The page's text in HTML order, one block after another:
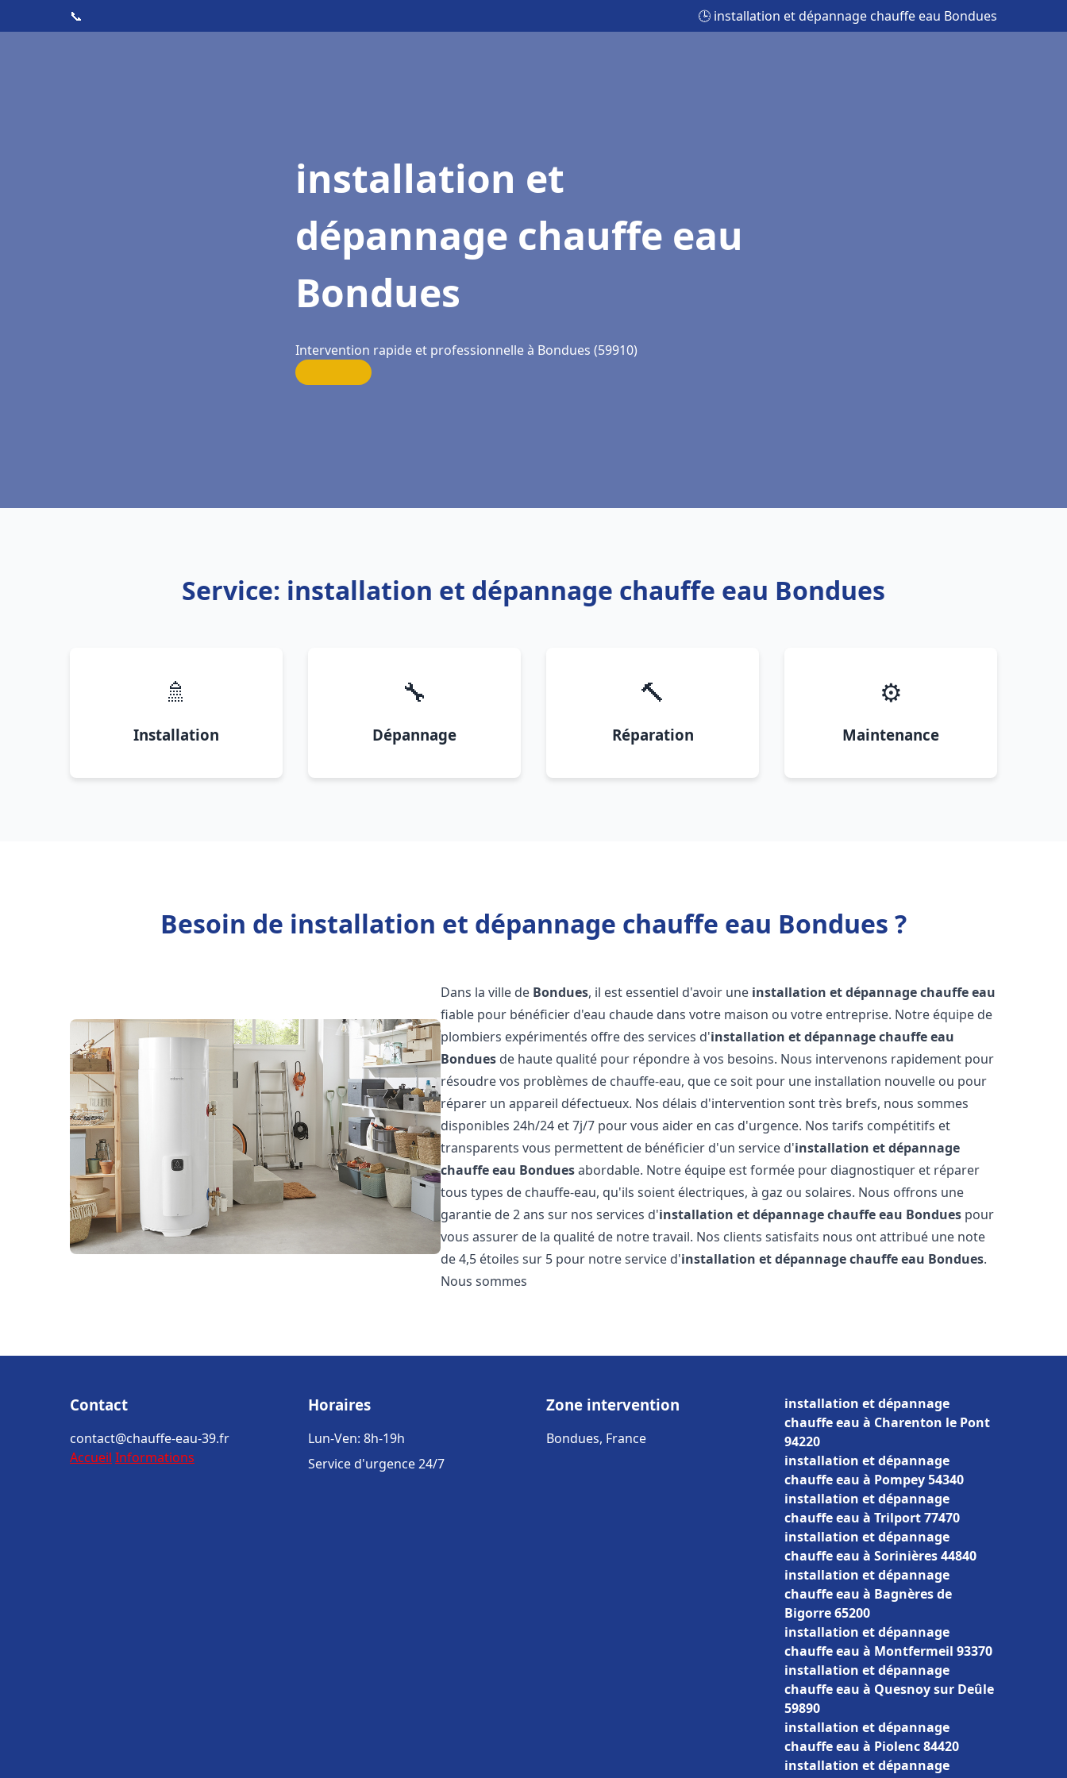
📞 🕒 installation et dépannage chauffe eau Bondues
installation et
dépannage chauffe eau
Bondues
Intervention rapide et professionnelle à Bondues (59910)
Service: installation et dépannage chauffe eau Bondues
🚿
Installation
🔧
Dépannage
🔨
Réparation
⚙️
Maintenance
Besoin de installation et dépannage chauffe eau Bondues ?
Dans la ville de Bondues, il est essentiel d'avoir une installation et dépannage chauffe eau
fiable pour bénéficier d'eau chaude dans votre maison ou votre entreprise. Notre équipe de
plombiers expérimentés offre des services d'installation et dépannage chauffe eau
Bondues de haute qualité pour répondre à vos besoins. Nous intervenons rapidement pour
résoudre vos problèmes de chauffe-eau, que ce soit pour une installation nouvelle ou pour
réparer un appareil défectueux. Nos délais d'intervention sont très brefs, nous sommes
disponibles 24h/24 et 7j/7 pour vous aider en cas d'urgence. Nos tarifs compétitifs et
transparents vous permettent de bénéficier d'un service d'installation et dépannage
chauffe eau Bonduesabordable. Notre équipe est formée pour diagnostiquer et réparer
tous types de chauffe-eau, qu'ils soient électriques, à gaz ou solaires. Nous offrons une
garantie de 2 ans sur nos services d'installation et dépannage chauffe eau Bondues pour
vous assurer de la qualité de notre travail. Nos clients satisfaits nous ont attribué une note
de 4,5 étoiles sur 5 pour notre service d'installation et dépannage chauffe eau Bondues.
Nous sommes
Contact
contact@chauffe-eau-39.fr
Accueil Informations
Horaires
Lun-Ven: 8h-19h
Service d'urgence 24/7
Zone intervention
Bondues, France
installation et dépannage
chauffe eau à Charenton le Pont
94220
installation et dépannage
chauffe eau à Pompey 54340
installation et dépannage
chauffe eau à Trilport 77470
installation et dépannage
chauffe eau à Sorinières 44840
installation et dépannage
chauffe eau à Bagnères de
Bigorre 65200
installation et dépannage
chauffe eau à Montfermeil 93370
installation et dépannage
chauffe eau à Quesnoy sur Deûle
59890
installation et dépannage
chauffe eau à Piolenc 84420
installation et dépannage